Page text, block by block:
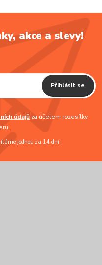
akce a slevy!
Přihlásit se
údajů za účelem rozesílky
jednou za 14 dní.